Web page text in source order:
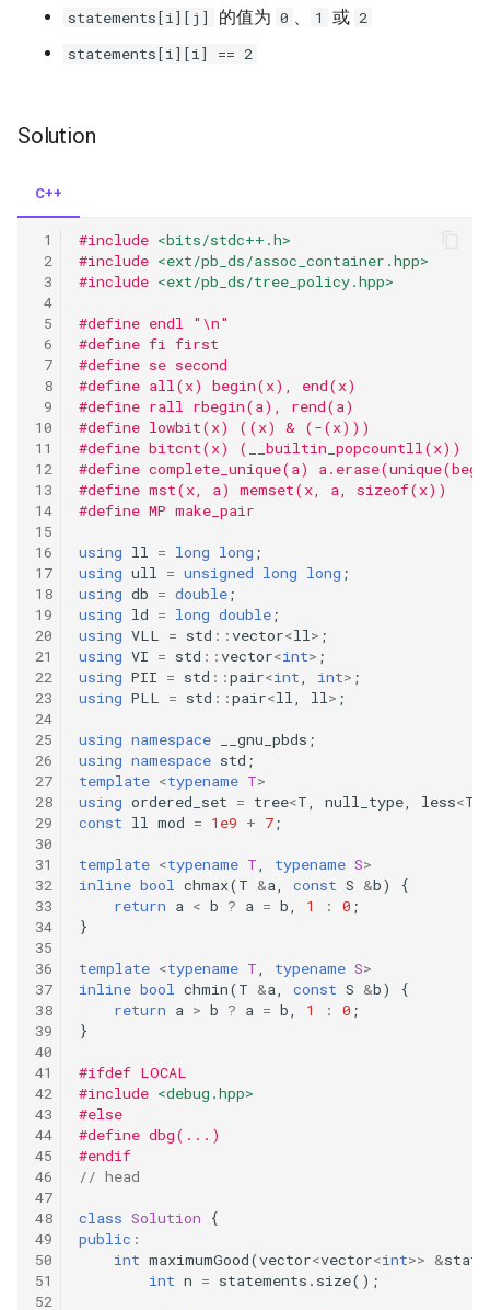
statements[i][j]
的值为 0 、 1 或 2
statements[i][i] == 2
Solution
C++
#include <bits/stdc++.h>
#include <ext/pb_ds/assoc_container.hpp>
#include <ext/pb_ds/tree_policy.hpp>
#define endl "\n"
#define fi first
#define se second
#define all(x) begin(x), end(x)
#define rall rbegin(a), rend(a)
#define lowbit(x) ((x) & (-(x)))
#define bitcnt(x) (__builtin_popcountll(x))
#define complete_unique(a)
#define mst(x, a) memset(x, a, sizeof(x))
#define MP make_pair
using ll = long long ;
using ull = unsigned long long ;
using db = double ;
using ld = long double ;
using VLL = std ::vector<ll > ;
using VI = std ::vector<int> ;
using PII = std ::pair<int int> ;
using PLL = std ::pair<ll ll > ;
using namespace __gnu_pbds ;
using namespace std ;
template <typename T>
using ordered_set = tree<T null_type less<T
const ll mod = 1e9 + 7 ;
template <typename T typename S>
inline bool chmax(T &a const S &b)
{
return a < b ? a = b 1 : 0 ;
}
template <typename T typename S>
inline bool chmin(T &a const S &b)
{
return a > b ? a = b 1 : 0 ;
}
#ifdef LOCAL
#include <debug.hpp>
#else
#define dbg(...)
#endif
// head
class Solution
{
public :
int maximumGood(vector<vector<int>> &
int n = statements . size();